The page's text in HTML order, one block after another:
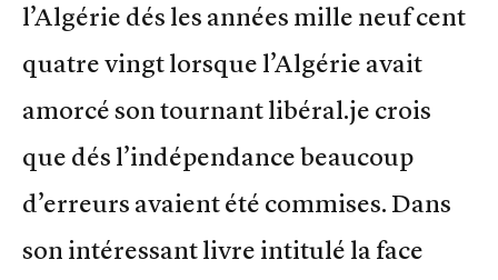
l’Algérie dés les années mille neuf cent
quatre vingt lorsque l’Algérie avait
amorcé son tournant libéral.je crois
que dés l’indépendance beaucoup
d’erreurs avaient été commises. Dans
son intéressant livre intitulé la face